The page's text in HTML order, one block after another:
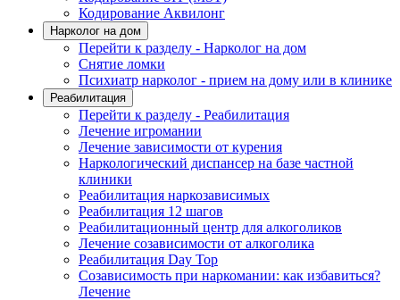
Кодирование Аквилонг
Нарколог на дом
Перейти к разделу - Нарколог на дом
Снятие ломки
Психиатр нарколог - прием на дому или в клинике
Реабилитация
Перейти к разделу - Реабилитация
Лечение игромании
Лечение зависимости от курения
Наркологический диспансер на базе частной
клиники
Реабилитация наркозависимых
Реабилитация 12 шагов
Реабилитационный центр для алкоголиков
Лечение созависимости от алкоголика
Реабилитация Day Top
Созависимость при наркомании: как избавиться?
Лечение